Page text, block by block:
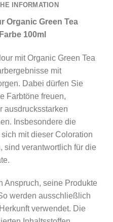
INFORMATION
Organic Green Tea
100ml
mit Organic Green Tea
mit
Dabei dürfen Sie
Farbtöne freuen,
ausdrucksstarken
Insbesondere die
mit dieser Coloration
sind verantwortlich für die
Anspruch, seine Produkte
werden ausschließlich
verwendet. Die